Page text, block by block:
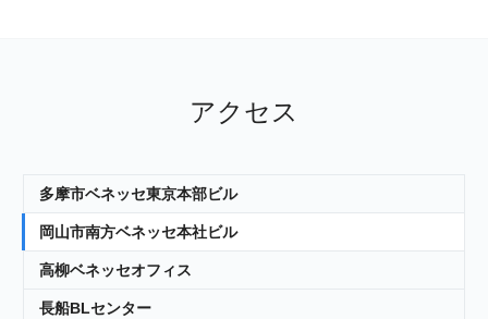
アクセス
多摩市ベネッセ東京本部ビル
岡山市南方ベネッセ本社ビル
高柳ベネッセオフィス
長船BLセンター